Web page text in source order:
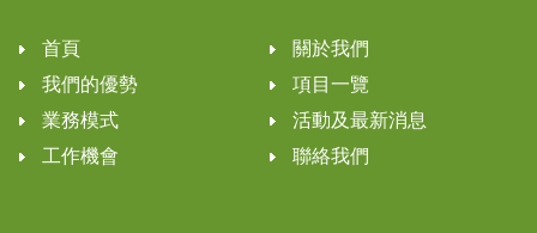
首頁
關於我們
我們的優勢
項目一覽
業務模式
活動及最新消息
工作機會
聯絡我們